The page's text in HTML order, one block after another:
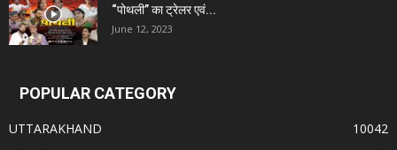
“पोथली” का ट्रेलर एवं...
June 12, 2023
POPULAR CATEGORY
UTTARAKHAND
10042